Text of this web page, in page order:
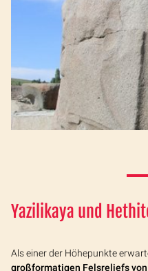
Yazilikaya und
Als einer der Höhepunkte
großformatigen Felsreliefs